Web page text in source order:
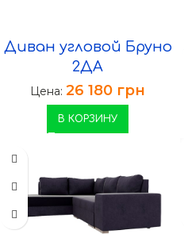
Диван угловой Бруно
2ДА
Цена: 26 180 грн
В КОРЗИНУ